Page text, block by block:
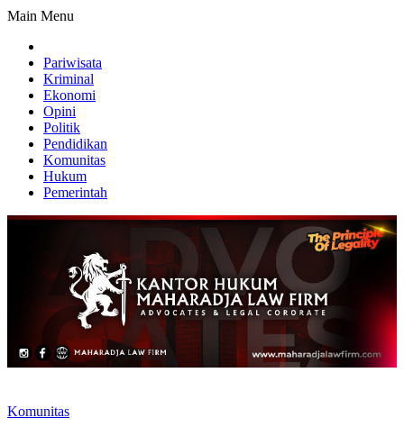
Main Menu
Pariwisata
Kriminal
Ekonomi
Opini
Politik
Pendidikan
Komunitas
Hukum
Pemerintah
Komunitas